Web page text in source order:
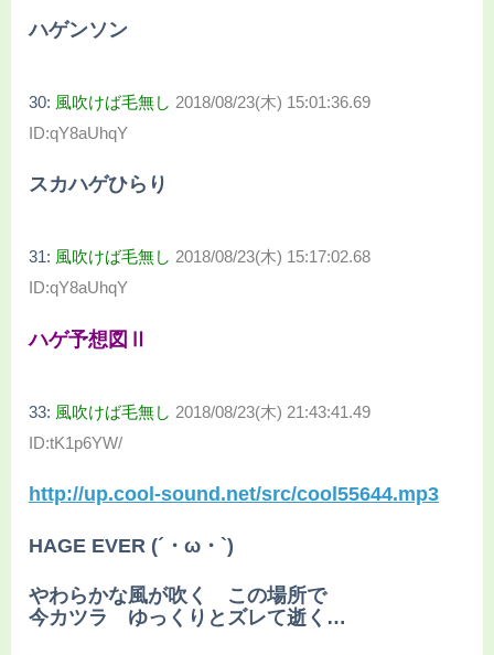
ハゲンソン
30: 風吹けば毛無し 2018/08/23(木) 15:01:36.69
ID:qY8aUhqY
スカハゲひらり
31: 風吹けば毛無し 2018/08/23(木) 15:17:02.68
ID:qY8aUhqY
ハゲ予想図Ⅱ
33: 風吹けば毛無し 2018/08/23(木) 21:43:41.49
ID:tK1p6YW/
http://up.cool-sound.net/src/cool55644.mp3
HAGE EVER (´・ω・`)
やわらかな風が吹く この場所で
今カツラ ゆっくりとズレて逝く…